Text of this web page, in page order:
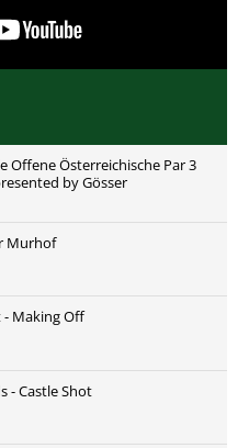
Offene Österreichische Par 3
by Gösser
Murhof
Making Off
- Castle Shot